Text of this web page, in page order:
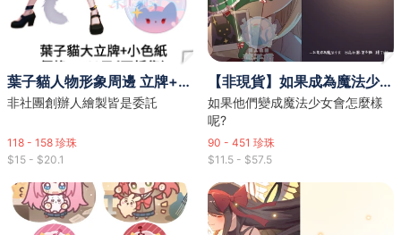
葉子貓人物形象周邊 立牌+色紙 立牌畫師：米蘇拉、兔荼茶 色紙畫師：犬冢弄堂
非社團創辦人繪製皆是委託
118 - 158 珍珠
$15 - $20.1
【非現貨】如果成為魔法少女（原作：夢想成為魔法少女）同人本畫師：76彼上色輔助：西米露 周邊畫師：犬冢弄堂、西米露、石頭
如果他們變成魔法少女會怎麼樣
呢?
90 - 451 珍珠
$11.5 - $57.5